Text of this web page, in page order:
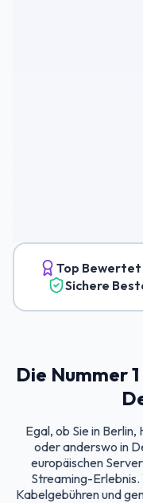
Top Bewertet
Sichere
Die Nummer
Egal, ob Sie in
oder anderswo in
europäischen
Streaming-Erlebnis.
Kabelgebühren und